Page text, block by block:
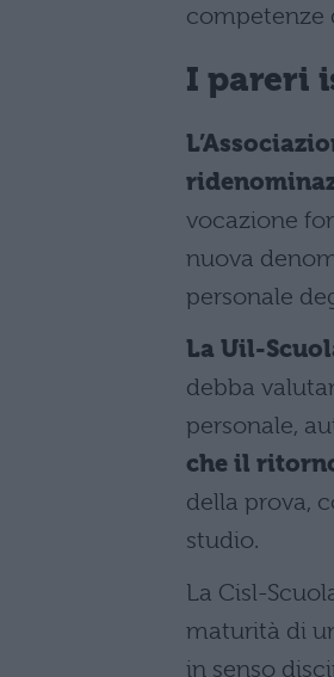
competenze
I pareri
vocazione
nuova
personale
La Uil-
debba
personale,
che il
della prova,
studio.
La Cisl-
maturità di
in senso